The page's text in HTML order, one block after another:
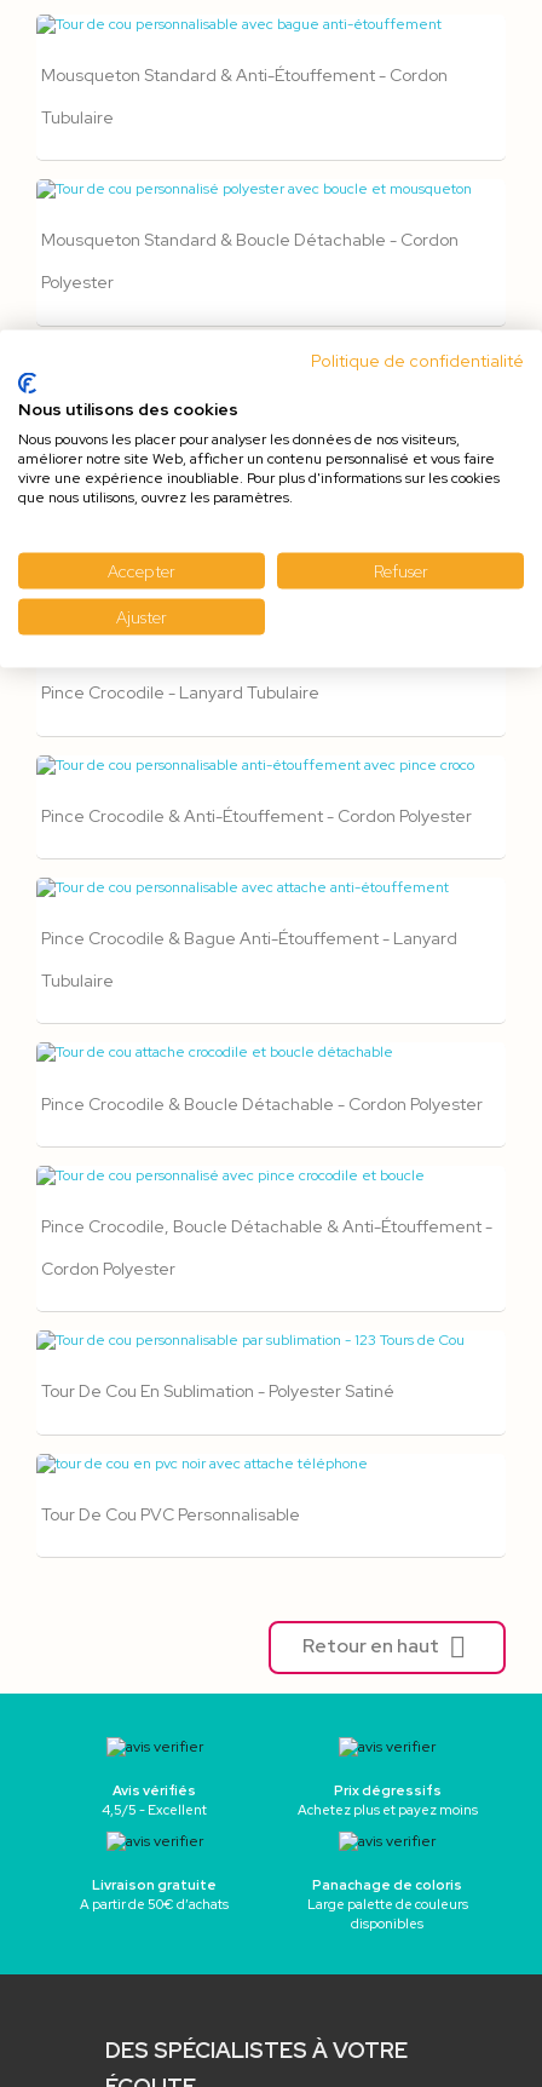
Mousqueton Standard & Anti-Étouffement - Cordon
Tubulaire
Mousqueton Standard & Boucle Détachable - Cordon
Polyester
Mousqueton Standard, Boucle Détachable & Anti-
Étouffement - Cordon Polyester
Pince Crocodile - Lanyard Polyester
Pince Crocodile - Lanyard Tubulaire
Pince Crocodile & Anti-Étouffement - Cordon Polyester
Pince Crocodile & Bague Anti-Étouffement - Lanyard
Tubulaire
Pince Crocodile & Boucle Détachable - Cordon Polyester
Pince Crocodile, Boucle Détachable & Anti-Étouffement -
Cordon Polyester
Tour De Cou En Sublimation - Polyester Satiné
Tour De Cou PVC Personnalisable
Retour en haut 
Avis vérifiés
4,5/5 - Excellent
Prix dégressifs
Achetez plus et payez moins
Livraison gratuite
A partir de 50€ d’achats
Panachage de coloris
Large palette de couleurs
disponibles
DES SPÉCIALISTES À VOTRE
Politique de confidentialité
Nous utilisons des cookies
Nous pouvons les placer pour analyser les données de nos visiteurs,
améliorer notre site Web, afficher un contenu personnalisé et vous faire
vivre une expérience inoubliable. Pour plus d'informations sur les cookies
que nous utilisons, ouvrez les paramètres.
Accepter Refuser
Ajuster